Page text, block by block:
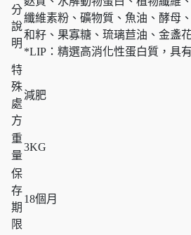
分
說
明
纖維素粉、礦物質、魚油、酵母
和籽、果寡糖、琉璃苣油、金盞
*LIP：精選高消化性蛋白質，具
特
殊
處
方
減肥
重
量
3KG
保
存
期
限
18個月